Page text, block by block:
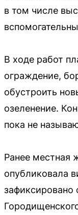
в том числе
В ходе работ
ограждение,
обустроить
озеленение.
пока не
Ранее местная
опубликовала
зафиксировано